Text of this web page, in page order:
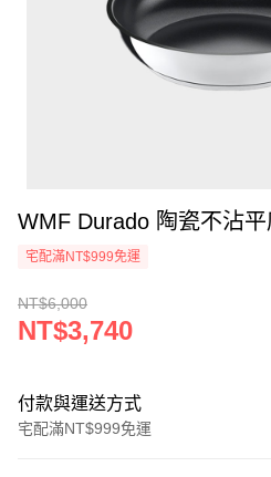
WMF Durado 陶瓷不沾
宅配滿NT$999免運
NT$6,000
NT$3,740
付款與運送方式
宅配滿NT$999免運